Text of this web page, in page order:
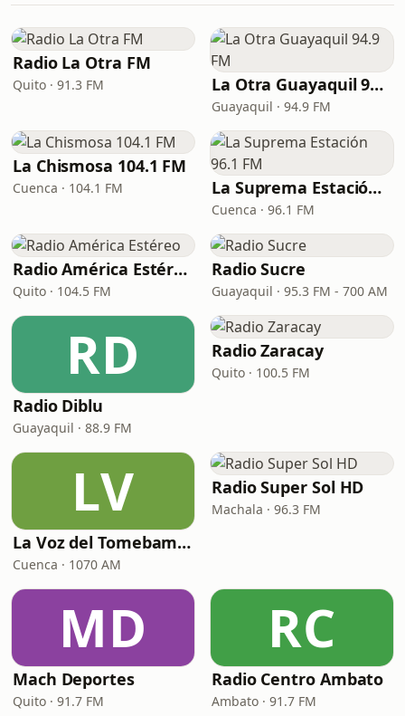
Radio La Otra FM
Quito · 91.3 FM La Otra Guayaquil 94.9 FM
Guayaquil · 94.9 FM
La Chismosa 104.1 FM
Cuenca · 104.1 FM La Suprema Estación 96.1 FM
Cuenca · 96.1 FM
Radio América Estéreo
Quito · 104.5 FM
Radio Sucre
Guayaquil · 95.3 FM - 700 AM
RD
Radio Diblu
Guayaquil · 88.9 FM
Radio Zaracay
Quito · 100.5 FM
LV
La Voz del Tomebamba
Cuenca · 1070 AM
Radio Super Sol HD
Machala · 96.3 FM
MD
Mach Deportes
Quito · 91.7 FM
RC
Radio Centro Ambato
Ambato · 91.7 FM